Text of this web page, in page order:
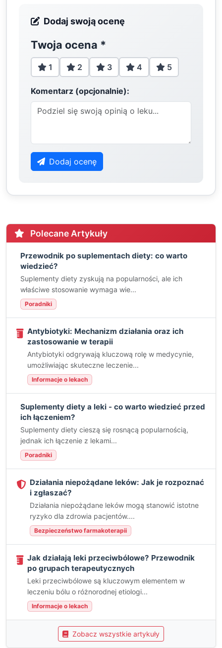
Dodaj swoją ocenę
Twoja ocena *
1 2 3 4 5
Komentarz (opcjonalnie):
Dodaj ocenę
Polecane Artykuły
Przewodnik po suplementach diety: co warto
wiedzieć?
Suplementy diety zyskują na popularności, ale ich
właściwe stosowanie wymaga wie...
Poradniki
Antybiotyki: Mechanizm działania oraz ich
zastosowanie w terapii
Antybiotyki odgrywają kluczową rolę w medycynie,
umożliwiając skuteczne leczenie...
Informacje o lekach
Suplementy diety a leki - co warto wiedzieć przed
ich łączeniem?
Suplementy diety cieszą się rosnącą popularnością,
jednak ich łączenie z lekami...
Poradniki
Działania niepożądane leków: Jak je rozpoznać
i zgłaszać?
Działania niepożądane leków mogą stanowić istotne
ryzyko dla zdrowia pacjentów....
Bezpieczeństwo farmakoterapii
Jak działają leki przeciwbólowe? Przewodnik
po grupach terapeutycznych
Leki przeciwbólowe są kluczowym elementem w
leczeniu bólu o różnorodnej etiologi...
Informacje o lekach
Zobacz wszystkie artykuły